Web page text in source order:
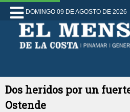
DOMINGO 09 DE AGOSTO DE 2026
Dos heridos por un
Ostende